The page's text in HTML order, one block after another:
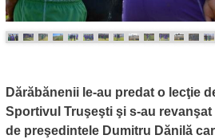
Dărăbănenii le-au predat o lecţie
Sportivul Truşeşti şi s-au
de preşedintele Dumitru Dănilă